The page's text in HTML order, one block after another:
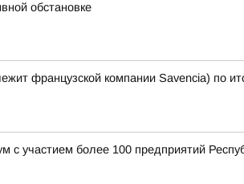
обстановке
французской компании Savencia) по
с участием более 100 предприятий